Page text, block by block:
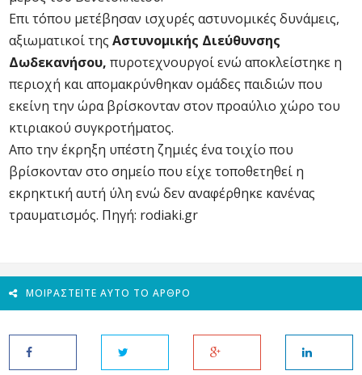
Επι τόπου μετέβησαν ισχυρές αστυνομικές δυνάμεις,
αξιωματικοί της Αστυνομικής Διεύθυνσης
Δωδεκανήσου, πυροτεχνουργοί ενώ αποκλείστηκε η
περιοχή και απομακρύνθηκαν ομάδες παιδιών που
εκείνη την ώρα βρίσκονταν στον προαύλιο χώρο του
κτιριακού συγκροτήματος.
Απο την έκρηξη υπέστη ζημιές ένα τοιχίο που
βρίσκονταν στο σημείο που είχε τοποθετηθεί η
εκρηκτική αυτή ύλη ενώ δεν αναφέρθηκε κανένας
τραυματισμός. Πηγή: rodiaki.gr
ΜΟΙΡΑΣΤΕΊΤΕ ΑΥΤΌ ΤΟ ΆΡΘΡΟ